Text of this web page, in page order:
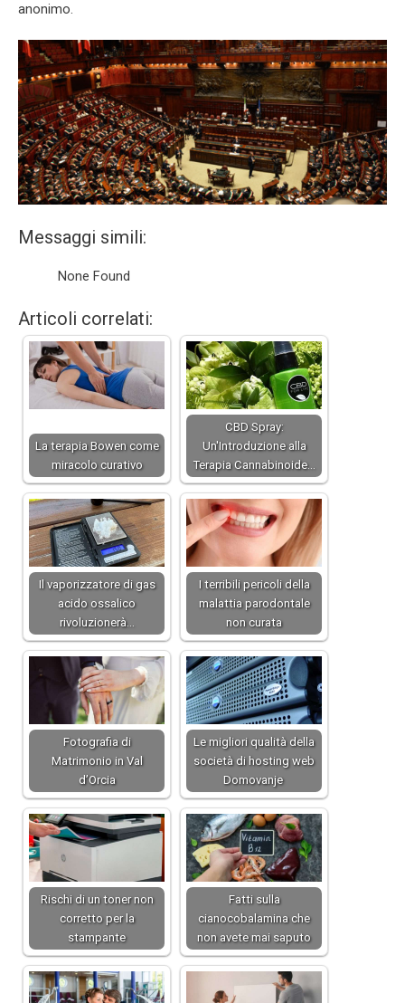
anonimo.
Messaggi simili:
None Found
Articoli correlati:
La terapia Bowen come
miracolo curativo
CBD Spray:
Un'Introduzione alla
Terapia Cannabinoide…
Il vaporizzatore di gas
acido ossalico
rivoluzionerà…
I terribili pericoli della
malattia parodontale
non curata
Fotografia di
Matrimonio in Val
d’Orcia
Le migliori qualità della
società di hosting web
Domovanje
Rischi di un toner non
corretto per la
stampante
Fatti sulla
cianocobalamina che
non avete mai saputo